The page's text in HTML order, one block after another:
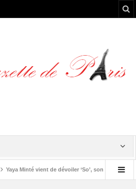
Yaya Minté vient de dévoiler ‘So’, son premier